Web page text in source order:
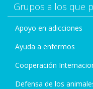
Grupos a los que
Apoyo en adicciones
Ayuda a enfermos
Cooperación
Defensa de los